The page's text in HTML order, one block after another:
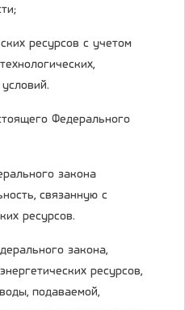
ресурсов с учетом
Федерального
закона
связанную с
ресурсов.
закона,
ресурсов,
подаваемой,